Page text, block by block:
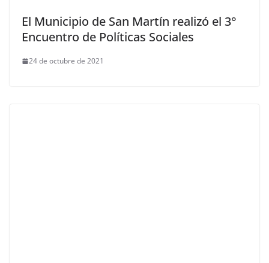
El Municipio de San Martín realizó el 3°
Encuentro de Políticas Sociales
24 de octubre de 2021